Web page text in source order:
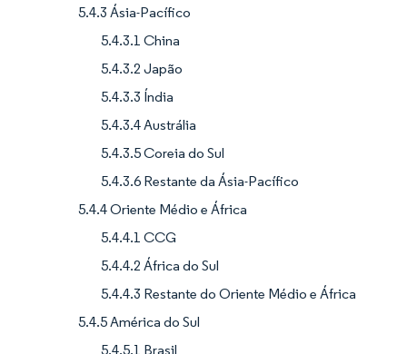
5.4.3 Ásia-Pacífico
5.4.3.1 China
5.4.3.2 Japão
5.4.3.3 Índia
5.4.3.4 Austrália
5.4.3.5 Coreia do Sul
5.4.3.6 Restante da Ásia-Pacífico
5.4.4 Oriente Médio e África
5.4.4.1 CCG
5.4.4.2 África do Sul
5.4.4.3 Restante do Oriente Médio e África
5.4.5 América do Sul
5.4.5.1 Brasil